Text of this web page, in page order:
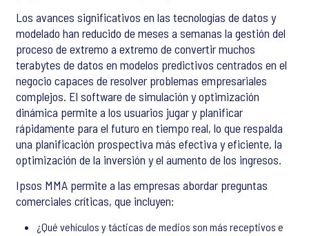
Los avances significativos en las tecnologías de datos y
modelado han reducido de meses a semanas la gestión del
proceso de extremo a extremo de convertir muchos
terabytes de datos en modelos predictivos centrados en el
negocio capaces de resolver problemas empresariales
complejos. El software de simulación y optimización
dinámica permite a los usuarios jugar y planificar
rápidamente para el futuro en tiempo real, lo que respalda
una planificación prospectiva más efectiva y eficiente, la
optimización de la inversión y el aumento de los ingresos.
Ipsos MMA permite a las empresas abordar preguntas
comerciales críticas, que incluyen:
¿Qué vehículos y tácticas de medios son más receptivos e